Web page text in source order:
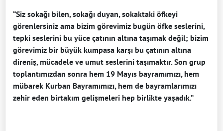
“Siz sokağı bilen, sokağı duyan, sokaktaki öfkeyi
görenlersiniz ama bizim görevimiz bugün öfke seslerini,
tepki seslerini bu yüce çatının altına taşımak değil; bizim
görevimiz bir büyük kumpasa karşı bu çatının altına
direniş, mücadele ve umut seslerini taşımaktır. Son grup
toplantımızdan sonra hem 19 Mayıs bayramımızı, hem
mübarek Kurban Bayramımızı, hem de bayramlarımızı
zehir eden birtakım gelişmeleri hep birlikte yaşadık.”